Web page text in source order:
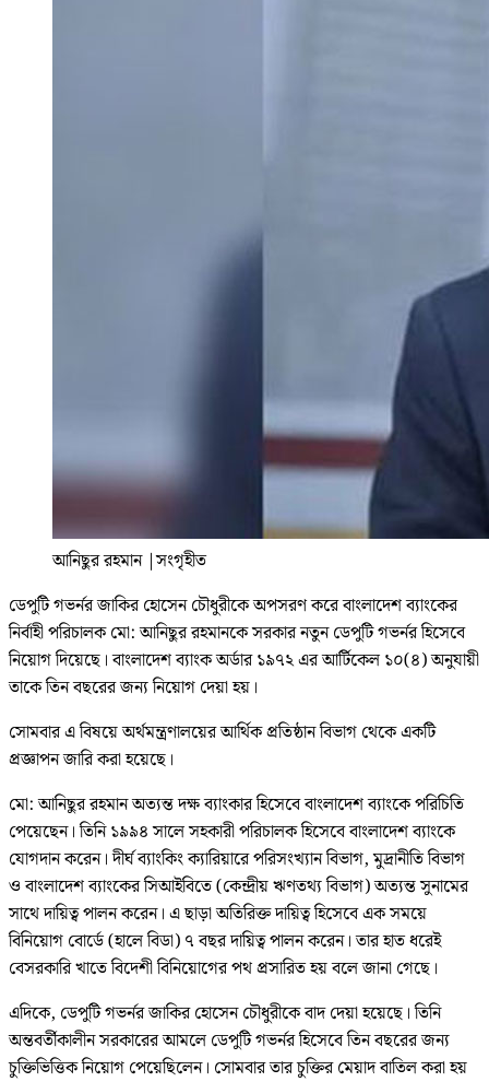
আনিছুর রহমান |সংগৃহীত
ডেপুটি গভর্নর জাকির হোসেন চৌধুরীকে অপসরণ করে বাংলাদেশ ব্যাংকের
নির্বাহী পরিচালক মো: আনিছুর রহমানকে সরকার নতুন ডেপুটি গভর্নর হিসেবে
নিয়োগ দিয়েছে। বাংলাদেশ ব্যাংক অর্ডার ১৯৭২ এর আর্টিকেল ১০(৪) অনুযায়ী
তাকে তিন বছরের জন্য নিয়োগ দেয়া হয়।
সোমবার এ বিষয়ে অর্থমন্ত্রণালয়ের আর্থিক প্রতিষ্ঠান বিভাগ থেকে একটি
প্রজ্ঞাপন জারি করা হয়েছে।
মো: আনিছুর রহমান অত্যন্ত দক্ষ ব্যাংকার হিসেবে বাংলাদেশ ব্যাংকে পরিচিতি
পেয়েছেন। তিনি ১৯৯৪ সালে সহকারী পরিচালক হিসেবে বাংলাদেশ ব্যাংকে
যোগদান করেন। দীর্ঘ ব্যাংকিং ক্যারিয়ারে পরিসংখ্যান বিভাগ, মুদ্রানীতি বিভাগ
ও বাংলাদেশ ব্যাংকের সিআইবিতে (কেন্দ্রীয় ঋণতথ্য বিভাগ) অত্যন্ত সুনামের
সাথে দায়িত্ব পালন করেন। এ ছাড়া অতিরিক্ত দায়িত্ব হিসেবে এক সময়ে
বিনিয়োগ বোর্ডে (হালে বিডা) ৭ বছর দায়িত্ব পালন করেন। তার হাত ধরেই
বেসরকারি খাতে বিদেশী বিনিয়োগের পথ প্রসারিত হয় বলে জানা গেছে।
এদিকে, ডেপুটি গভর্নর জাকির হোসেন চৌধুরীকে বাদ দেয়া হয়েছে। তিনি
অন্তবর্তীকালীন সরকারের আমলে ডেপুটি গভর্নর হিসেবে তিন বছরের জন্য
চুক্তিভিত্তিক নিয়োগ পেয়েছিলেন। সোমবার তার চুক্তির মেয়াদ বাতিল করা হয়